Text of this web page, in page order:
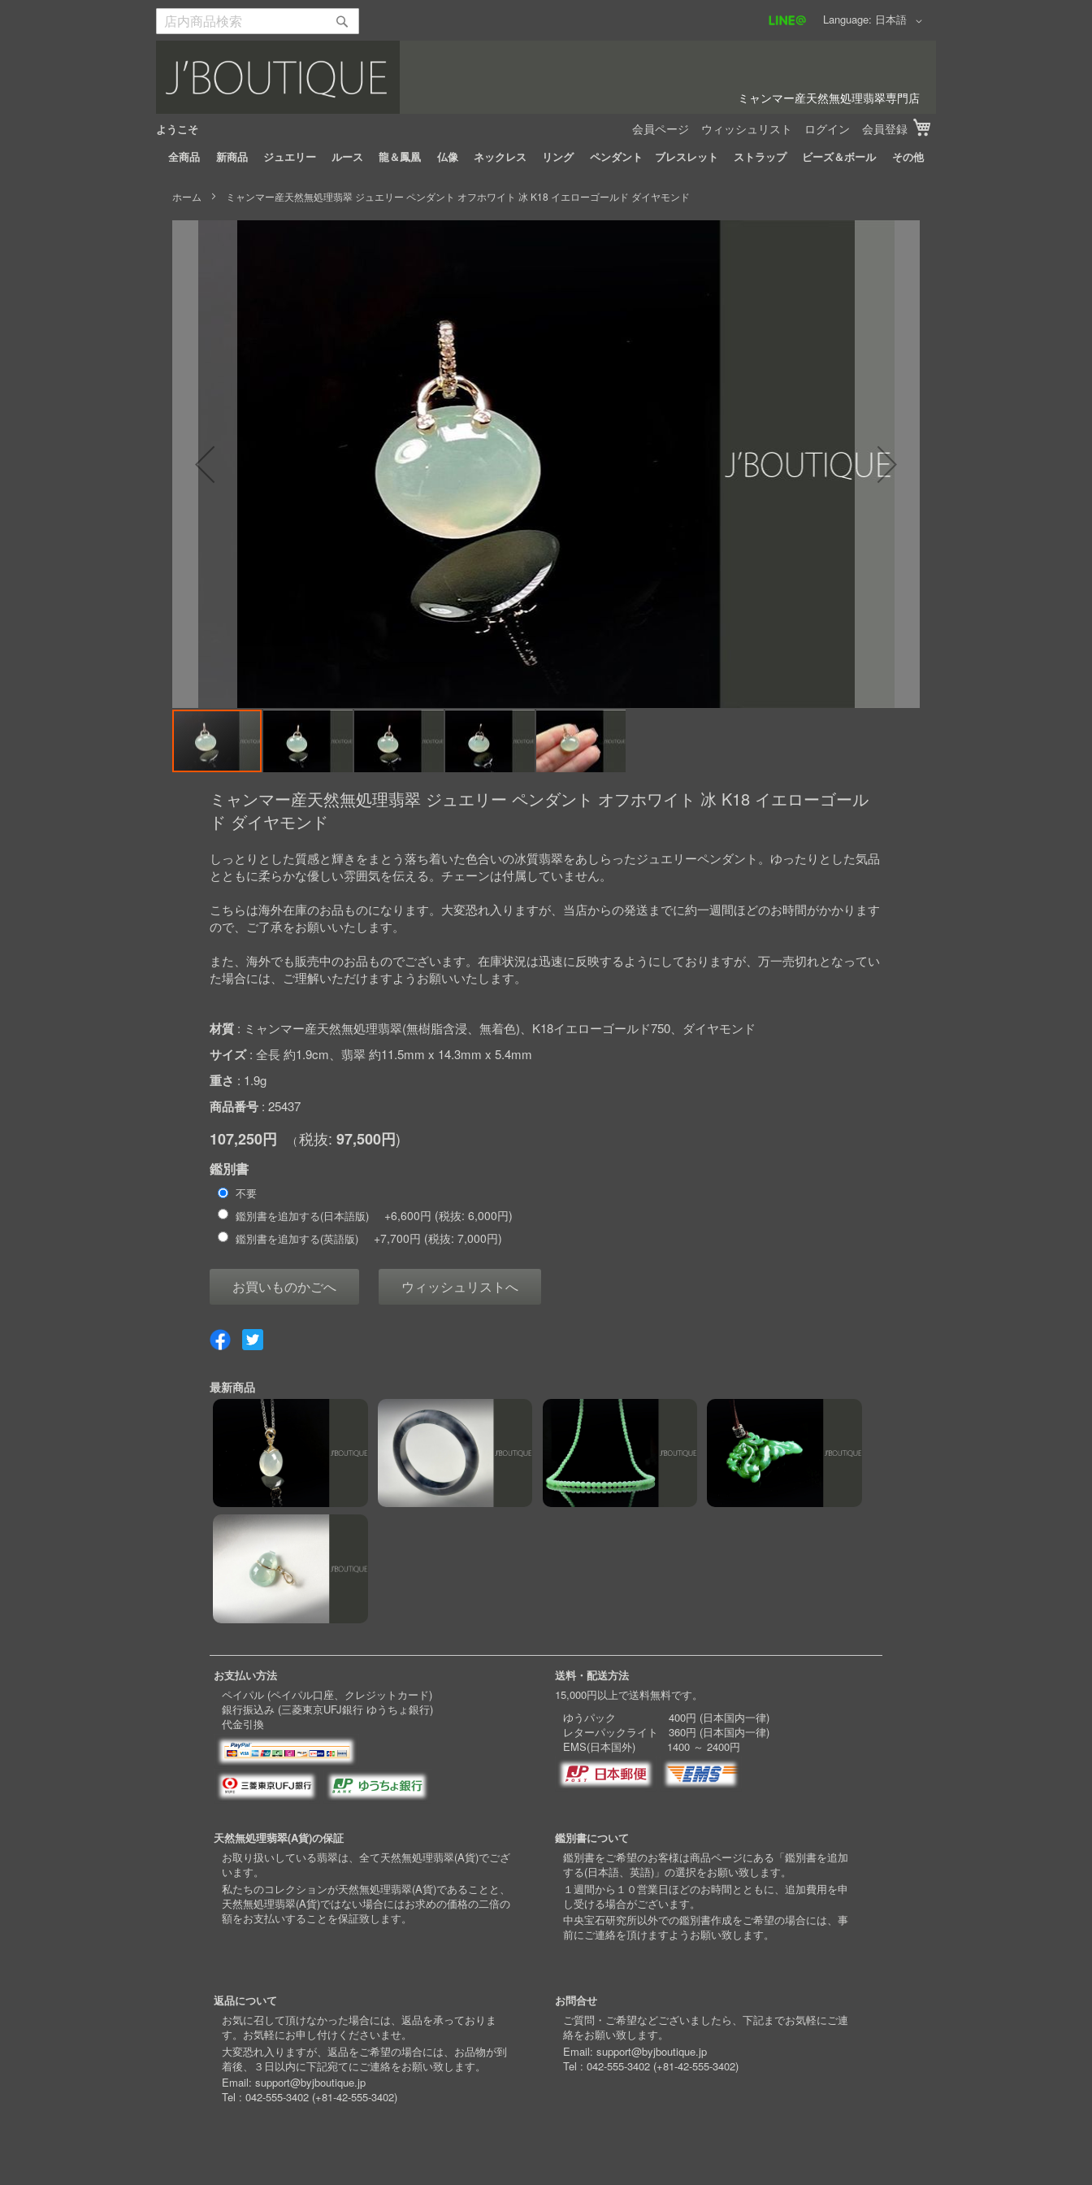
Language
日本語
会員ページ ウィッシュリスト ログイン 会員登録
Skip
ミャンマー産天然無処理翡翠専門店
ようこそ
検
検
始
全商品 新商品 ジュエリー ルース 龍＆鳳凰 仏像 ネックレス リング ペンダント ブレスレット ストラップ ビーズ＆ボール その他
ホーム ミャンマー産天然無処理翡翠 ジュエリー ペンダント オフホワイト 冰 K18 イエローゴールド ダイヤモンド
ミャンマー産天然無処理翡翠 ジュエリー ペンダント オフホワイト 冰 K18 イエローゴール
ド ダイヤモンド
しっとりとした質感と輝きをまとう落ち着いた色合いの冰質翡翠をあしらったジュエリーペンダント。ゆったりとした気品
とともに柔らかな優しい雰囲気を伝える。チェーンは付属していません。
こちらは海外在庫のお品ものになります。大変恐れ入りますが、当店からの発送までに約一週間ほどのお時間がかかります
ので、ご了承をお願いいたします。
また、海外でも販売中のお品ものでございます。在庫状況は迅速に反映するようにしておりますが、万一売切れとなってい
た場合には、ご理解いただけますようお願いいたします。
材質 ミャンマー産天然無処理翡翠(無樹脂含浸、無着色)、K18イエローゴールド750、ダイヤモンド
サイズ 全長 約1.9cm、翡翠 約11.5mm x 14.3mm x 5.4mm
重さ 1.9g
商品番号 25437
107,250円 97,500円
鑑別書
不要
鑑別書を追加する(日本語版)
+6,600円 6,000円
鑑別書を追加する(英語版) +7,700円 7,000円
お買いものかごへ ウィッシュリストへ
最新商品
お支払い方法
ペイパル (ペイパル口座、クレジットカード)
銀行振込み (三菱東京UFJ銀行 ゆうちょ銀行)
代金引換
送料・配送方法
15,000円以上で送料無料です。
ゆうパック 400円 (日本国内一律)
レターパックライト 360円 (日本国内一律)
EMS(日本国外) 1400 ～ 2400円
天然無処理翡翠(A貨)の保証
お取り扱いしている翡翠は、全て天然無処理翡翠(A貨)でござ
います。
私たちのコレクションが天然無処理翡翠(A貨)であることと、
天然無処理翡翠(A貨)ではない場合にはお求めの価格の二倍の
額をお支払いすることを保証致します。
鑑別書について
鑑別書をご希望のお客様は商品ページにある「鑑別書を追加
する(日本語、英語)」の選択をお願い致します。
１週間から１０営業日ほどのお時間とともに、追加費用を申
し受ける場合がございます。
中央宝石研究所以外での鑑別書作成をご希望の場合には、事
前にご連絡を頂けますようお願い致します。
返品について
お気に召して頂けなかった場合には、返品を承っておりま
す。お気軽にお申し付けくださいませ。
大変恐れ入りますが、返品をご希望の場合には、お品物が到
着後、３日以内に下記宛てにご連絡をお願い致します。
Email: support@byjboutique.jp
Tel : 042-555-3402 (+81-42-555-3402)
お問合せ
ご質問・ご希望などございましたら、下記までお気軽にご連
絡をお願い致します。
Email:support@byjboutique.jp
Tel :042-555-3402 (+81-42-555-3402)